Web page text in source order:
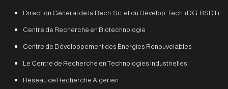
Direction Général de la Rech. Sc. et du Dévelop. Tech. (DG-RSDT)
Centre de Recherche en Biotechnologie
Centre de Développement des Énergies Renouvelables
Le Centre de Recherche en Technologies Industrielles
Réseau de Recherche Algérien